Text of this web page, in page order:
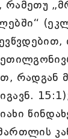
რადგან